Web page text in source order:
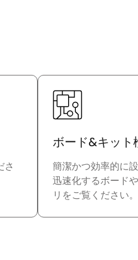
さ
ボード&キット
簡潔かつ効率的に
迅速化するボード
リをご覧ください。